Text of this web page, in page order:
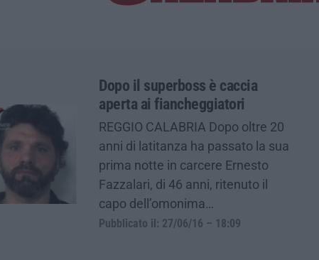
Dopo il superboss è caccia
aperta ai fiancheggiatori
REGGIO CALABRIA Dopo oltre 20
anni di latitanza ha passato la sua
prima notte in carcere Ernesto
Fazzalari, di 46 anni, ritenuto il
capo dell’omonima…
Pubblicato il: 27/06/16 – 18:09